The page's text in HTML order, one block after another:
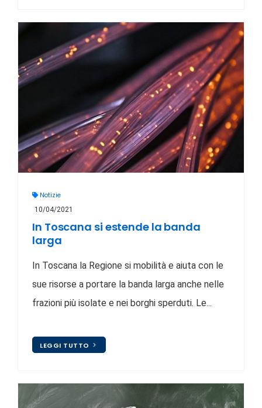
Notizie
10/04/2021
In Toscana si estende la banda
larga
In Toscana la Regione si mobilità e aiuta con le
sue risorse a portare la banda larga anche nelle
frazioni più isolate e nei borghi sperduti. Le...
LEGGI TUTTO